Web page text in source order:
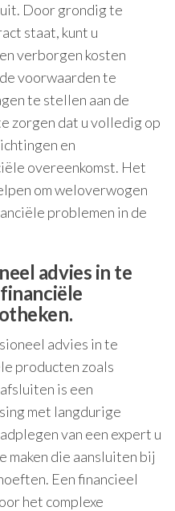
Door grondig te
staat, kunt u
verborgen kosten
voorwaarden te
te stellen aan de
zorgen dat u volledig op
en
overeenkomst. Het
om weloverwogen
problemen in de
advies in te
advies in te
producten zoals
is een
met langdurige
van een expert u
maken die aansluiten bij
Een financieel
het complexe